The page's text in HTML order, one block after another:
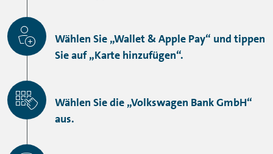
Wählen Sie „Wallet & Apple Pay“ und tippen
Sie auf „Karte hinzufügen“.
Wählen Sie die „Volkswagen Bank GmbH“
aus.